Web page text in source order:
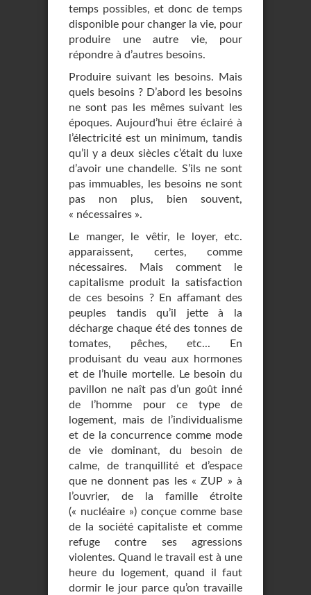
temps possibles, et donc de temps
disponible pour changer la vie, pour
produire une autre vie, pour
répondre à d’autres besoins.
Produire suivant les besoins. Mais
quels besoins ? D’abord les besoins
ne sont pas les mêmes suivant les
époques. Aujourd’hui être éclairé à
l’électricité est un minimum, tandis
qu’il y a deux siècles c’était du luxe
d’avoir une chandelle. S’ils ne sont
pas immuables, les besoins ne sont
pas non plus, bien souvent,
« nécessaires ».
Le manger, le vêtir, le loyer, etc.
apparaissent, certes, comme
nécessaires. Mais comment le
capitalisme produit la satisfaction
de ces besoins ? En affamant des
peuples tandis qu’il jette à la
décharge chaque été des tonnes de
tomates, pêches, etc... En
produisant du veau aux hormones
et de l’huile mortelle. Le besoin du
pavillon ne naît pas d’un goût inné
de l’homme pour ce type de
logement, mais de l’individualisme
et de la concurrence comme mode
de vie dominant, du besoin de
calme, de tranquillité et d’espace
que ne donnent pas les « ZUP » à
l’ouvrier, de la famille étroite
(« nucléaire ») conçue comme base
de la société capitaliste et comme
refuge contre ses agressions
violentes. Quand le travail est à une
heure du logement, quand il faut
dormir le jour parce qu’on travaille